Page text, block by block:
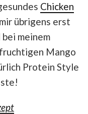
Chicken
übrigens erst
meinem
Mango
Protein Style